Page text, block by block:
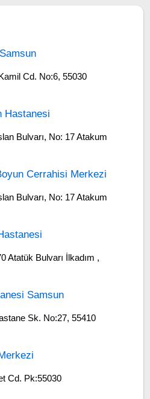
Cd. No:6, 55030
Hastanesi
Bulvarı, No: 17 Atakum
Cerrahisi Merkezi
Bulvarı, No: 17 Atakum
Atatük Bulvarı İlkadım ,
Samsun
Sk. No:27, 55410
Cd. Pk:55030